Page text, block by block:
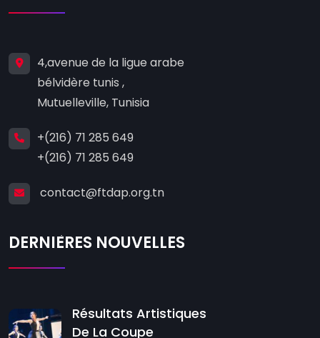
4,avenue de la ligue arabe
bélvidère tunis ,
Mutuelleville, Tunisia
+(216) 71 285 649
+(216) 71 285 649
contact@ftdap.org.tn
DERNIÈRES NOUVELLES
Résultats Artistiques
De La Coupe